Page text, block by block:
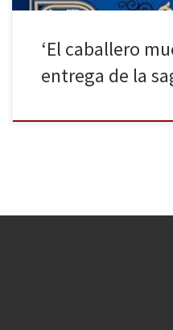
‘El caballero
entrega de la